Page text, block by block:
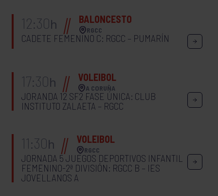
12:30h BALONCESTO
RGCC
CADETE FEMENINO C: RGCC – PUMARÍN
17:30h VOLEIBOL
A CORUÑA
JORANDA 12 SF2 FASE ÚNICA: CLUB
INSTITUTO ZALAETA – RGCC
11:30h VOLEIBOL
RGCC
JORNADA 5 JUEGOS DEPORTIVOS INFANTIL
FEMENINO-2ª DIVISIÓN: RGCC B – IES
JOVELLANOS A